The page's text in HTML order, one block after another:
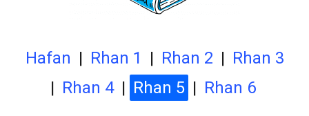
Hafan | Rhan 1 | Rhan 2 | Rhan 3
| Rhan 4 | Rhan 5 | Rhan 6